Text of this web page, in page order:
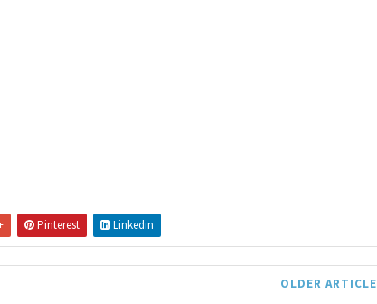
Pinterest Linkedin
OLDER ARTICLE